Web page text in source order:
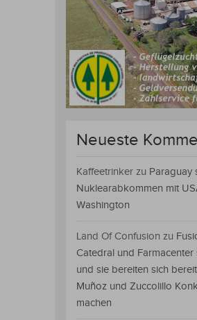
Neueste
Kaffeetrinker zu Paraguay
Nuklearabkommen mit
Washington
Land Of Confusion zu
Catedral und Farmacenter
und sie bereiten sich
Muñoz und Zuccolillo
machen